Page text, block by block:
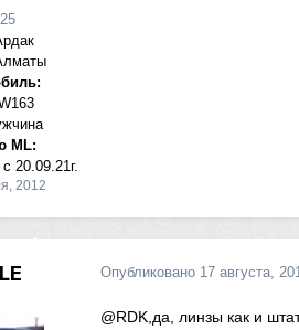
ML:
20.09.21г.
2012
Опубликовано 17 августа,
@RDK,да, линзы как и